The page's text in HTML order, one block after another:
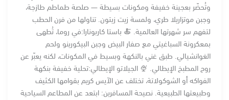
وتُحضّر بعجينة خفيفة ومكونات بسيطة — صلصة طماطم طازجة،
وجبن موتزاريلا طري، ولمسة زيت زيتون. تناولها من فرن الحطب
لتفهم سر شهرتها العالمية. 🍝 باستا كاربونارا:في روما، تُطهى
بمعكرونة السباغيتي مع صفار البيض وجبن البيكورينو ولحم
الغوانشيالي. طبق غني بالنكهة وبسيط في المكونات، لكنه يعبّر عن
روح المطبخ الإيطالي. 🍨 الجيلاتو الإيطالي:تحلية خفيفة بنكهة
الفواكه أو الشوكولاتة، تختلف عن الآيس كريم بقوامها الكثيف
وطبيعتها الطبيعية. نصيحة المسافرين: ابتعد عن المطاعم السياحية